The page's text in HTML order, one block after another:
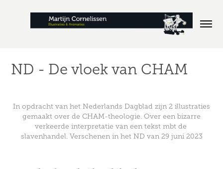
ND - De vloek van CHAM
In opdracht van het Nederlands Dagblad zijn 2 illustraties
gemaakt over de CHAM-theologie. Over een bizarre
verkeerde interpretatie van een tekst mbt de
slavenhandel. Verschenen in het ND van 29 juni 2023